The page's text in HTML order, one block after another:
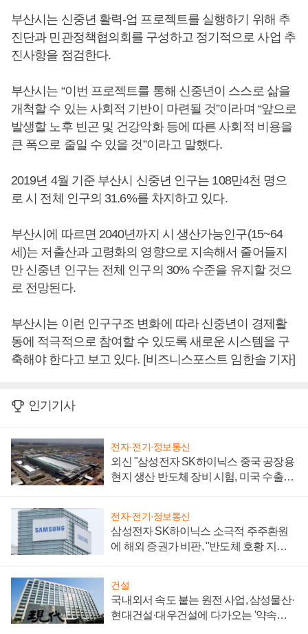
부산시는 신중년 활력-업 프로젝트를 실행하기 위해 추
진단과 민관정책협의회를 구성하고 정기적으로 사업 추
진사항을 점검한다.
부산시는 “이번 프로젝트를 통해 신중년이 스스로 삶을
개척할 수 있는 사회적 기반이 마련될 것”이라며 “앞으로
발생할 노후 빈곤 및 건강악화 등에 따른 사회적 비용을
큰 폭으로 줄일 수 있을 것”이라고 말했다.
2019년 4월 기준 부산시 신중년 인구는 108만4천 명으
로 시 전체 인구의 31.6%를 차지하고 있다.
부산시에 따르면 2040년까지 시 생산가능인구(15~64
세)는 저출산과 고령화의 영향으로 지속해서 줄어들지
만 신중년 인구는 전체 인구의 30% 수준을 유지할 것으
로 전망된다.
부산시는 이런 인구구조 변화에 따라 신중년이 경제활
동에 적극적으로 참여할 수 있도록 새로운 시스템을 구
축해야 한다고 보고 있다. [비즈니스포스트 임한솔 기자]
인기기사
전자·전기·정보통신
외신 "삼성전자 SK하이닉스 중국 공장용
현지 생산 반도체 장비 시험, 미국 수출통
전자·전기·정보통신
삼성전자 SK하이닉스 소극적 주주환원
에 해외 증권가 비판, "반도체 호황 지속
건설
국내외서 속도 붙는 원전 사업, 삼성물산·
현대건설·대우건설에 다가오는 '약속의